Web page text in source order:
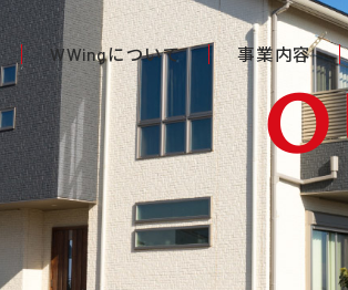
WWingについて 事業内容